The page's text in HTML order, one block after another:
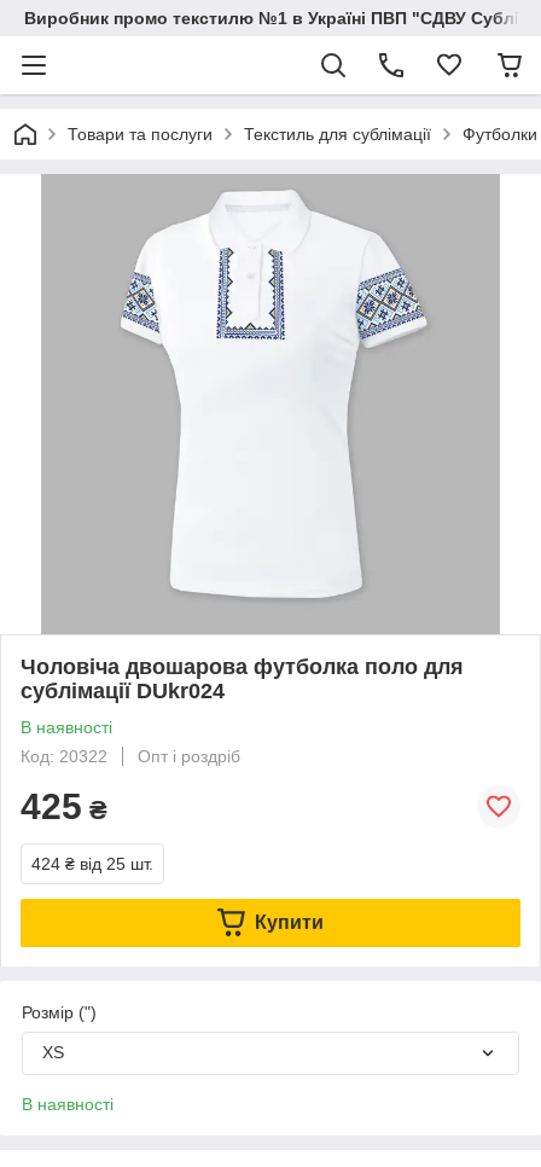
Виробник промо текстилю №1 в Україні ПВП "СДВУ
Товари та послуги Текстиль для сублімації Футболки
Чоловіча двошарова футболка поло для
сублімації DUkr024
В наявності
Код: 20322
Опт і роздріб
425 ₴
424 ₴ від 25 шт.
Купити
Розмір (")
XS
В наявності